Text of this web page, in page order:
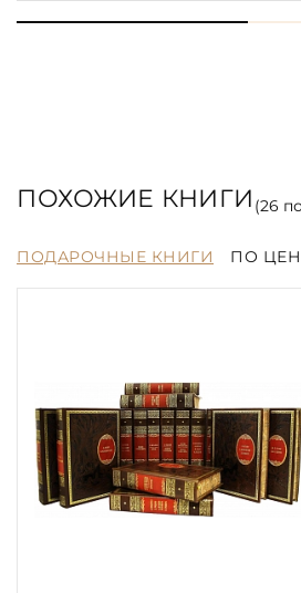
ПОХОЖИЕ КНИГИ (26
ПОДАРОЧНЫЕ КНИГИ ПО